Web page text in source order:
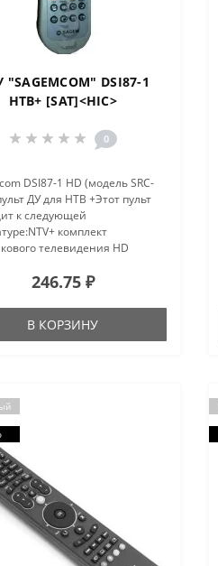
DSI87-1
НТВ+ [SAT]<HIC>
0
DSI87-1 HD (модель SRC-
ДУ для НТВ +Этот пульт
к следующей
комплект
телевидения HD
телевидения HD
телевидения HD ..
246.75 ₽
В КОРЗИНУ